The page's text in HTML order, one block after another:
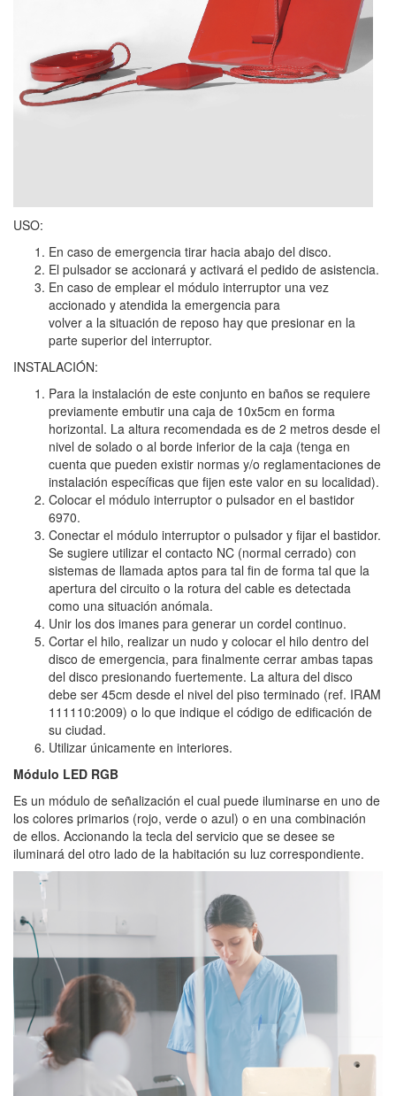
USO:
En caso de emergencia tirar hacia abajo del disco.
El pulsador se accionará y activará el pedido de asistencia.
En caso de emplear el módulo interruptor una vez
accionado y atendida la emergencia para
volver a la situación de reposo hay que presionar en la
parte superior del interruptor.
INSTALACIÓN:
Para la instalación de este conjunto en baños se requiere
previamente embutir una caja de 10x5cm en forma
horizontal. La altura recomendada es de 2 metros desde el
nivel de solado o al borde inferior de la caja (tenga en
cuenta que pueden existir normas y/o reglamentaciones de
instalación específicas que fijen este valor en su localidad).
Colocar el módulo interruptor o pulsador en el bastidor
6970.
Conectar el módulo interruptor o pulsador y fijar el bastidor.
Se sugiere utilizar el contacto NC (normal cerrado) con
sistemas de llamada aptos para tal fin de forma tal que la
apertura del circuito o la rotura del cable es detectada
como una situación anómala.
Unir los dos imanes para generar un cordel continuo.
Cortar el hilo, realizar un nudo y colocar el hilo dentro del
disco de emergencia, para finalmente cerrar ambas tapas
del disco presionando fuertemente. La altura del disco
debe ser 45cm desde el nivel del piso terminado (ref. IRAM
111110:2009) o lo que indique el código de edificación de
su ciudad.
Utilizar únicamente en interiores.
Módulo LED RGB
Es un módulo de señalización el cual puede iluminarse en uno de
los colores primarios (rojo, verde o azul) o en una combinación
de ellos. Accionando la tecla del servicio que se desee se
iluminará del otro lado de la habitación su luz correspondiente.